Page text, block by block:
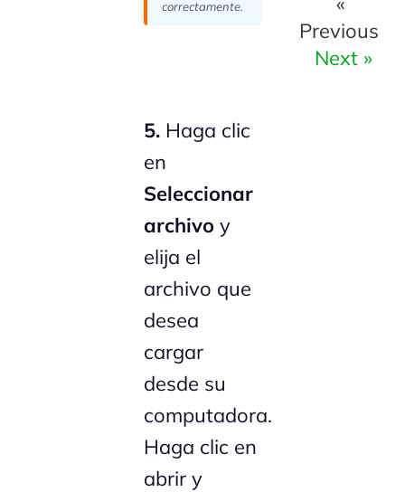
correctamente.
5. Haga clic
en
Seleccionar
archivo y
elija el
archivo que
desea
cargar
desde su
computadora.
Haga clic en
abrir y
Previous
Next »